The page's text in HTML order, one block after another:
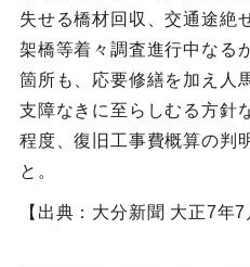
失せる橋材回収、交通途絶
架橋等着々調査進行中なる
箇所も、応要修繕を加え人
支障なきに至らしむる方針
程度、復旧工事費概算の判
と。
【出典：大分新聞 大正7年